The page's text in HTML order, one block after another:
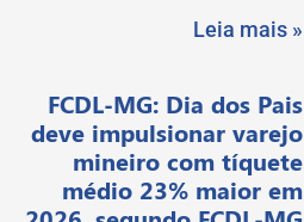
Leia mais »
FCDL-MG: Dia dos Pais
deve impulsionar varejo
mineiro com tíquete
médio 23% maior em